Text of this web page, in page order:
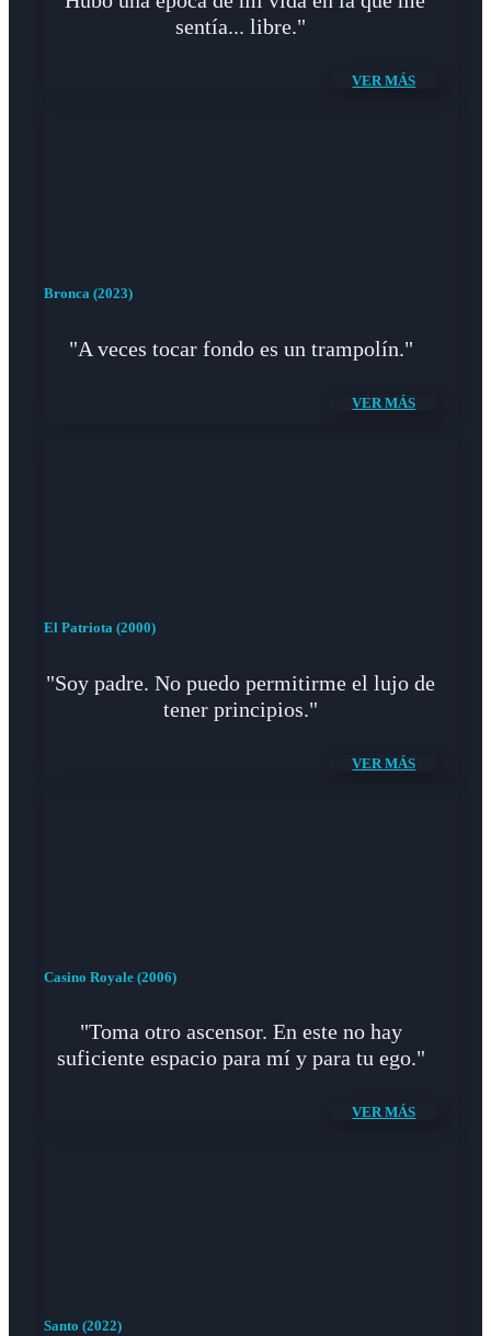
sentía... libre."
VER MÁS
Bronca (2023)
"A veces tocar fondo es un trampolín."
VER MÁS
El Patriota (2000)
"Soy padre. No puedo permitirme el lujo de
tener principios."
VER MÁS
Casino Royale (2006)
"Toma otro ascensor. En este no hay
suficiente espacio para mí y para tu ego."
VER MÁS
Santo (2022)